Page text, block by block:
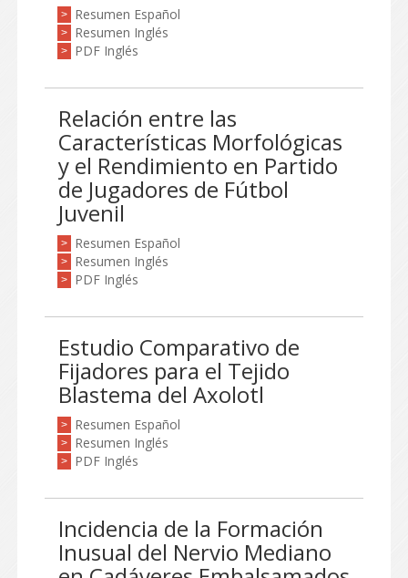
> Resumen Español
> Resumen Inglés
> PDF Inglés
Relación entre las
Características Morfológicas
y el Rendimiento en Partido
de Jugadores de Fútbol
Juvenil
> Resumen Español
> Resumen Inglés
> PDF Inglés
Estudio Comparativo de
Fijadores para el Tejido
Blastema del Axolotl
> Resumen Español
> Resumen Inglés
> PDF Inglés
Incidencia de la Formación
Inusual del Nervio Mediano